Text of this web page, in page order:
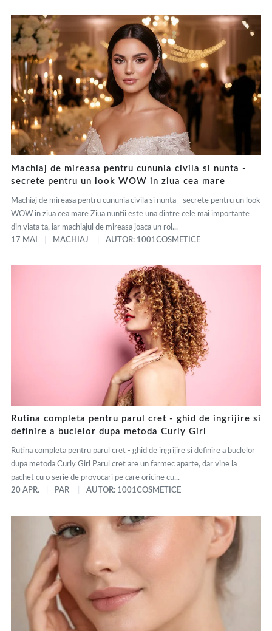
Machiaj de mireasa pentru cununia civila si nunta -
secrete pentru un look WOW in ziua cea mare
Machiaj de mireasa pentru cununia civila si nunta - secrete pentru un look
WOW in ziua cea mare Ziua nuntii este una dintre cele mai importante
din viata ta, iar machiajul de mireasa joaca un rol...
17 MAI
MACHIAJ AUTOR: 1001COSMETICE
Rutina completa pentru parul cret - ghid de ingrijire si
definire a buclelor dupa metoda Curly Girl
Rutina completa pentru parul cret - ghid de ingrijire si definire a buclelor
dupa metoda Curly Girl Parul cret are un farmec aparte, dar vine la
pachet cu o serie de provocari pe care oricine cu...
20 APR.
PAR AUTOR: 1001COSMETICE